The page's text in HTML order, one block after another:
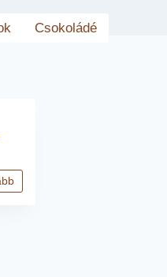
Csokoládé